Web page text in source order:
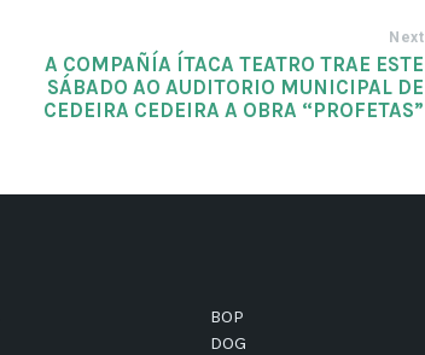
Next
A COMPAÑÍA ÍTACA TEATRO TRAE ESTE
SÁBADO AO AUDITORIO MUNICIPAL DE
CEDEIRA CEDEIRA A OBRA “PROFETAS”
BOP
DOG